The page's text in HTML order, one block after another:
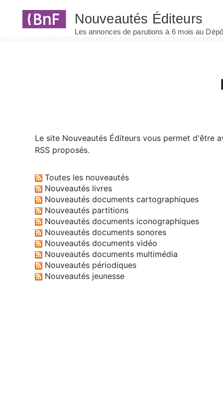
Le site Nouveautés Éditeurs vous permet d'être
RSS proposés.
Toutes les nouveautés
Nouveautés livres
Nouveautés documents cartographiques
Nouveautés partitions
Nouveautés documents iconographiques
Nouveautés documents sonores
Nouveautés documents vidéo
Nouveautés documents multimédia
Nouveautés périodiques
Nouveautés jeunesse